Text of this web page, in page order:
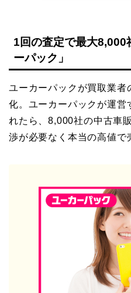
1回の査定で最大8,000
ーパック」
ユーカーパックが買取業者
化。ユーカーパックが運営
れたら、8,000社の中古車
渉が必要なく本当の高値で